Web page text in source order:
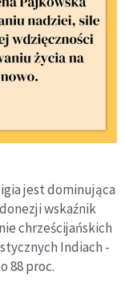
jest dominująca
wskaźnik
chrześcijańskich
Indiach -
88 proc.